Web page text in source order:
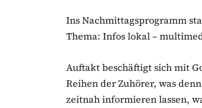
Ins Nachmittagsprogramm
Thema: Infos lokal –
Auftakt beschäftigt sich mit
Reihen der Zuhörer, was
zeitnah informieren lassen,